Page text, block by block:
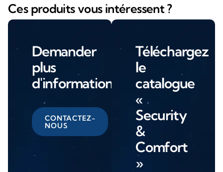
Ces produits vous intéressent ?
Demander
plus
d'informations
CONTACTEZ-
NOUS
Téléchargez
le
catalogue
«
Security
&
Comfort
»